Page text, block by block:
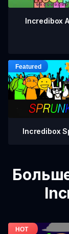
Incredibox
Incredibox